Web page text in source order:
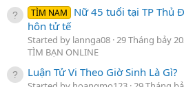
TÌM NAM
Nữ 45 tuổi tại TP Thủ
hôn tử tế
Started by lannga08 29 Tháng bảy
TÌM BẠN ONLINE
Luận Tử Vi Theo Giờ Sinh Là Gì?